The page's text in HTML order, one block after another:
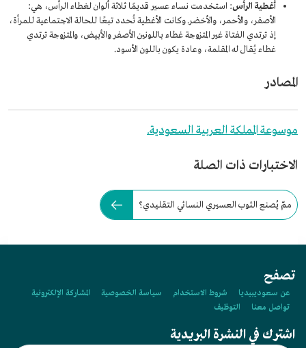
أغطية الرأس: استخدمت نساء عسير قديمًا ثلاثة ألوان لغطاء الرأس، هي:
الأصفر، والأحمر، والأخضر. وكانت الأغطية تُحدد تبعًا للحالة الاجتماعية للمرأة،
إذ ترتدي الفتاة غير المتزوجة غطاء باللونين الأصفر والأبيض، والمتزوجة ترتدي
غطاء يُقال له المقلمة، وعادة يكون باللون الأسود.
المصادر
موسوعة المملكة العربية السعودية.
الاختبارات ذات الصلة
ممّ يُصنع الثوب العسيري النسائي التقليدي؟
تصفح
عن سعوديبيديا شروط الاستخدام سياسة الخصوصية
المشاركة الإلكترونية
تواصل معنا
التوظيف
اشترك في النشرة البريدية